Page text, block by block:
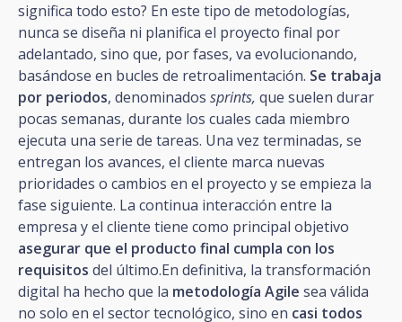
significa todo esto? En este tipo de metodologías,
nunca se diseña ni planifica el proyecto final por
adelantado, sino que, por fases, va evolucionando,
basándose en bucles de retroalimentación. Se trabaja
por periodos, denominados sprints, que suelen durar
pocas semanas, durante los cuales cada miembro
ejecuta una serie de tareas. Una vez terminadas, se
entregan los avances, el cliente marca nuevas
prioridades o cambios en el proyecto y se empieza la
fase siguiente. La continua interacción entre la
empresa y el cliente tiene como principal objetivo
asegurar que el producto final cumpla con los
requisitos del último.En definitiva, la transformación
digital ha hecho que la metodología Agile sea válida
no solo en el sector tecnológico, sino en casi todos